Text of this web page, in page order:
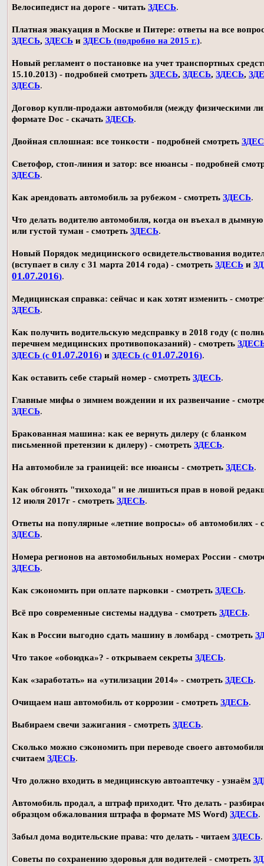
Велосипедист на дороге - читать ЗДЕСЬ.
Платная эвакуация в Москве и Питере: ответы на все
ЗДЕСЬ, ЗДЕСЬ и ЗДЕСЬ (подробно на 2015 г.).
Новый регламент о постановке на учет транспортных
15.10.2013) - подробней смотреть ЗДЕСЬ, ЗДЕСЬ, ЗДЕСЬ,
ЗДЕСЬ.
Договор купли-продажи автомобиля (между физическими
формате Doc - скачать ЗДЕСЬ.
Двойная сплошная: все тонкости - подробней смотреть
Светофор, стоп-линия и затор: все нюансы - подробней
ЗДЕСЬ.
Как арендовать автомобиль за рубежом - смотреть ЗДЕСЬ.
Что делать водителю автомобиля, когда он въехал в дымную
или густой туман - смотреть ЗДЕСЬ.
Новый Порядок медицинского освидетельствования
(вступает в силу с 31 марта 2014 года) - смотреть ЗДЕСЬ и
01.07.2016).
Медицинская справка: сейчас и как хотят изменить -
ЗДЕСЬ.
Как получить водительскую медсправку в 2018 году (с
перечнем медицинских противопоказаний) - смотреть
ЗДЕСЬ (с 01.07.2016) и ЗДЕСЬ (с 01.07.2016).
Как оставить себе старый номер - смотреть ЗДЕСЬ.
Главные мифы о зимнем вождении и их развенчание -
ЗДЕСЬ.
Бракованная машина: как ее вернуть дилеру (с бланком
письменной претензии к дилеру) - смотреть ЗДЕСЬ.
На автомобиле за границей: все нюансы - смотреть ЗДЕСЬ.
Как обгонять "тихохода" и не лишиться прав в новой
12 июля 2017г - смотреть ЗДЕСЬ.
Ответы на популярные «летние вопросы» об автомобилях -
ЗДЕСЬ.
Номера регионов на автомобильных номерах России -
ЗДЕСЬ.
Как сэкономить при оплате парковки - смотреть ЗДЕСЬ.
Всё про современные системы наддува - смотреть ЗДЕСЬ.
Как в России выгодно сдать машину в ломбард - смотреть
Что такое «обоюдка»? - открываем секреты ЗДЕСЬ.
Как «заработать» на «утилизации 2014» - смотреть ЗДЕСЬ.
Очищаем наш автомобиль от коррозии - смотреть ЗДЕСЬ.
Выбираем свечи зажигания - смотреть ЗДЕСЬ.
Сколько можно сэкономить при переводе своего автомобиля
считаем ЗДЕСЬ.
Что должно входить в медицинскую автоаптечку - узнаём
Автомобиль продал, а штраф приходит. Что делать -
образцом обжалования штрафа в формате MS Word) ЗДЕСЬ.
Забыл дома водительские права: что делать - читаем ЗДЕСЬ.
Советы по сохранению здоровья для водителей - смотреть